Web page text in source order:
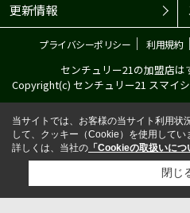
更新情報
プライバシーポリシー ｜ 利用規約｜
センチュリー21の加盟店は
Copyright(c) センチュリー21 スマイ
当サイトでは、お客様の当サイト利用状
して、クッキー（Cookie）を使用してい
詳しくは、当社の 「Cookieの取扱いにつ
閉じ